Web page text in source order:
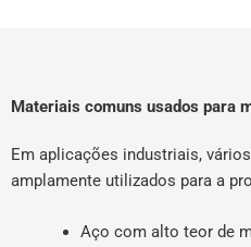
Materiais comuns usados para
Em aplicações industriais,
amplamente utilizados para a
Aço com alto teor de